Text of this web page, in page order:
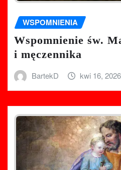
WSPOMNIENIA
Wspomnienie św.
i męczennika
BartekD kwi 16, 2026